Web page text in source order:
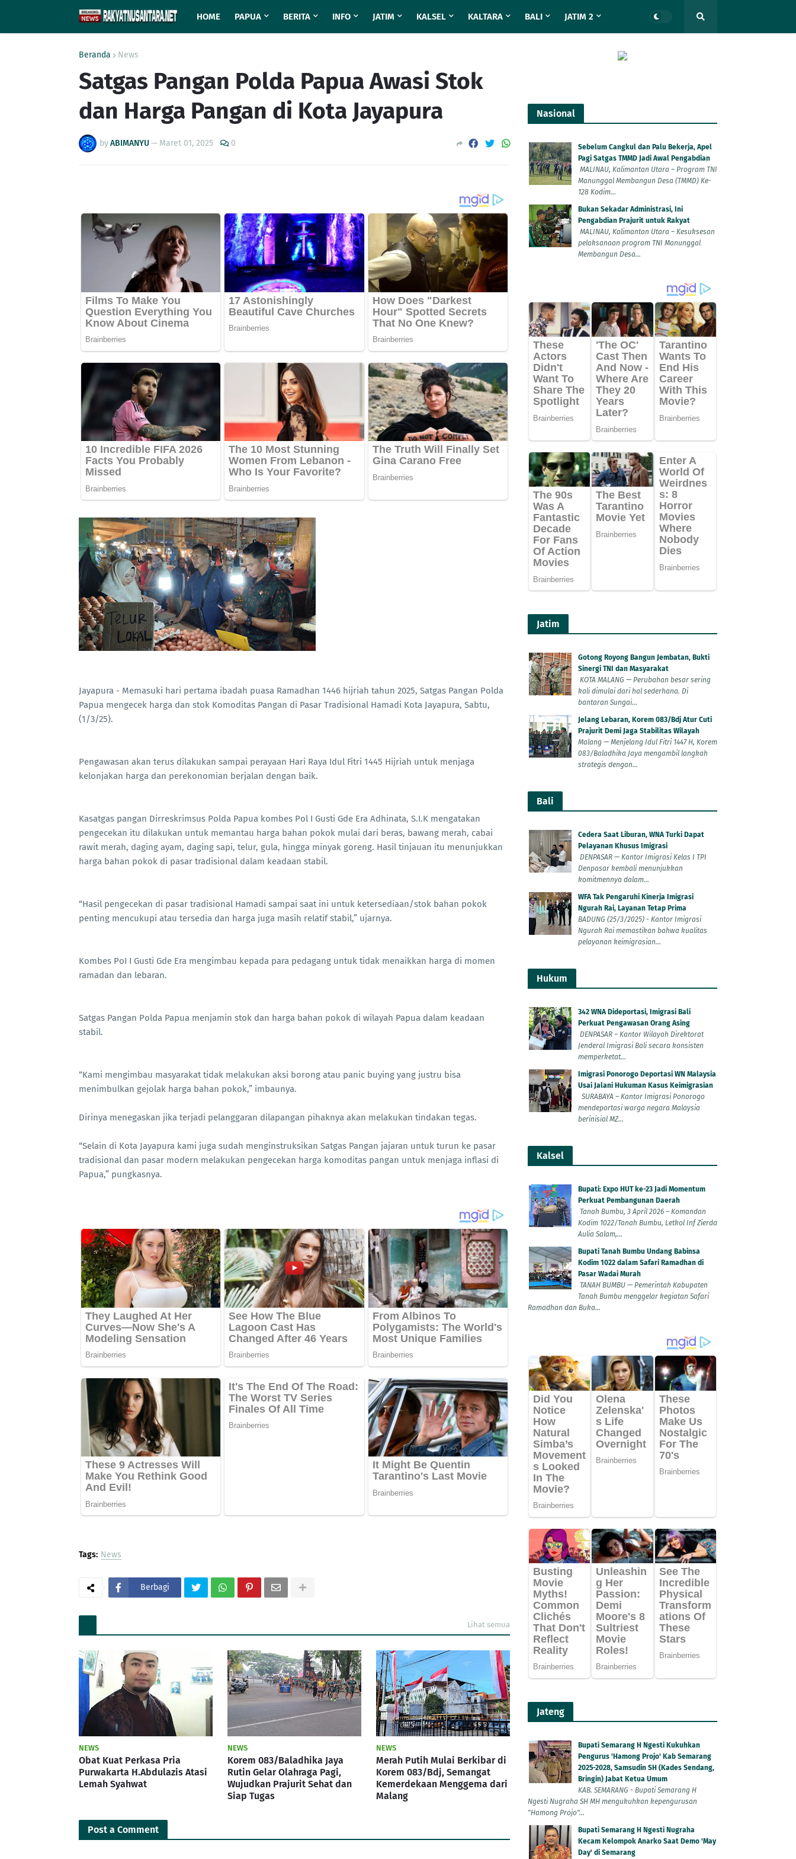
HOME PAPUA BERITA INFO JATIM KALSEL KALTARA BALI JATIM 2
Beranda News
Satgas Pangan Polda Papua Awasi Stok
dan Harga Pangan di Kota Jayapura
byABIMANYU— Maret 01, 2025 0
Jayapura - Memasuki hari pertama ibadah puasa Ramadhan 1446 hijriah tahun 2025, Satgas Pangan Polda
Papua mengecek harga dan stok Komoditas Pangan di Pasar Tradisional Hamadi Kota Jayapura, Sabtu,
(1/3/25).
Pengawasan akan terus dilakukan sampai perayaan Hari Raya Idul Fitri 1445 Hijriah untuk menjaga
kelonjakan harga dan perekonomian berjalan dengan baik.
Kasatgas pangan Dirreskrimsus Polda Papua kombes Pol I Gusti Gde Era Adhinata, S.I.K mengatakan
pengecekan itu dilakukan untuk memantau harga bahan pokok mulai dari beras, bawang merah, cabai
rawit merah, daging ayam, daging sapi, telur, gula, hingga minyak goreng. Hasil tinjauan itu menunjukkan
harga bahan pokok di pasar tradisional dalam keadaan stabil.
“Hasil pengecekan di pasar tradisional Hamadi sampai saat ini untuk ketersediaan/stok bahan pokok
penting mencukupi atau tersedia dan harga juga masih relatif stabil,” ujarnya.
Kombes PoI I Gusti Gde Era mengimbau kepada para pedagang untuk tidak menaikkan harga di momen
ramadan dan lebaran.
Satgas Pangan Polda Papua menjamin stok dan harga bahan pokok di wilayah Papua dalam keadaan
stabil.
“Kami mengimbau masyarakat tidak melakukan aksi borong atau panic buying yang justru bisa
menimbulkan gejolak harga bahan pokok,” imbaunya.
Dirinya menegaskan jika terjadi pelanggaran dilapangan pihaknya akan melakukan tindakan tegas.
“Selain di Kota Jayapura kami juga sudah menginstruksikan Satgas Pangan jajaran untuk turun ke pasar
tradisional dan pasar modern melakukan pengecekan harga komoditas pangan untuk menjaga inflasi di
Papua,” pungkasnya.
Tags: News
Berbagi
Lihat semua
NEWS
Obat Kuat Perkasa Pria
Purwakarta H.Abdulazis Atasi
Lemah Syahwat
NEWS
Korem 083/Baladhika Jaya
Rutin Gelar Olahraga Pagi,
Wujudkan Prajurit Sehat dan
Siap Tugas
NEWS
Merah Putih Mulai Berkibar di
Korem 083/Bdj, Semangat
Kemerdekaan Menggema dari
Malang
Post a Comment
Nasional
Sebelum Cangkul dan Palu Bekerja, Apel
Pagi Satgas TMMD Jadi Awal Pengabdian
MALINAU, Kalimantan Utara – Program TNI
Manunggal Membangun Desa (TMMD) Ke-
128 Kodim...
Bukan Sekadar Administrasi, Ini
Pengabdian Prajurit untuk Rakyat
MALINAU, Kalimantan Utara – Kesuksesan
pelaksanaan program TNI Manunggal
Membangun Desa...
Jatim
Gotong Royong Bangun Jembatan, Bukti
Sinergi TNI dan Masyarakat
KOTA MALANG — Perubahan besar sering
kali dimulai dari hal sederhana. Di
bantaran Sungai...
Jelang Lebaran, Korem 083/Bdj Atur Cuti
Prajurit Demi Jaga Stabilitas Wilayah
Malang — Menjelang Idul Fitri 1447 H, Korem
083/Baladhika Jaya mengambil langkah
strategis dengan...
Bali
Cedera Saat Liburan, WNA Turki Dapat
Pelayanan Khusus Imigrasi
DENPASAR — Kantor Imigrasi Kelas I TPI
Denpasar kembali menunjukkan
komitmennya dalam...
WFA Tak Pengaruhi Kinerja Imigrasi
Ngurah Rai, Layanan Tetap Prima
BADUNG (25/3/2025) - Kantor Imigrasi
Ngurah Rai memastikan bahwa kualitas
pelayanan keimigrasian...
Hukum
342 WNA Dideportasi, Imigrasi Bali
Perkuat Pengawasan Orang Asing
DENPASAR – Kantor Wilayah Direktorat
Jenderal Imigrasi Bali secara konsisten
memperketat...
Imigrasi Ponorogo Deportasi WN Malaysia
Usai Jalani Hukuman Kasus Keimigrasian
SURABAYA – Kantor Imigrasi Ponorogo
mendeportasi warga negara Malaysia
berinisial MZ...
Kalsel
Bupati: Expo HUT ke-23 Jadi Momentum
Perkuat Pembangunan Daerah
Tanah Bumbu, 3 April 2026 – Komandan
Kodim 1022/Tanah Bumbu, Letkol Inf Zierda
Aulia Salam,...
Bupati Tanah Bumbu Undang Babinsa
Kodim 1022 dalam Safari Ramadhan di
Pasar Wadai Murah
TANAH BUMBU — Pemerintah Kabupaten
Tanah Bumbu menggelar kegiatan Safari
Ramadhan dan Buka...
Jateng
Bupati Semarang H Ngesti Kukuhkan
Pengurus 'Hamong Projo' Kab Semarang
2025-2028, Samsudin SH (Kades Sendang,
Bringin) Jabat Ketua Umum
KAB. SEMARANG - Bupati Semarang H
Ngesti Nugraha SH MH mengukuhkan kepengurusan
"Hamong Projo"...
Bupati Semarang H Ngesti Nugraha
Kecam Kelompok Anarko Saat Demo 'May
Day' di Semarang